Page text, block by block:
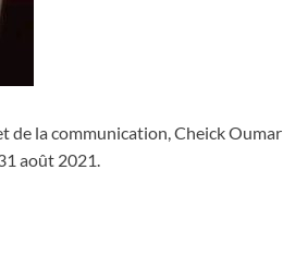
de la communication, Cheick Oumar
août 2021.